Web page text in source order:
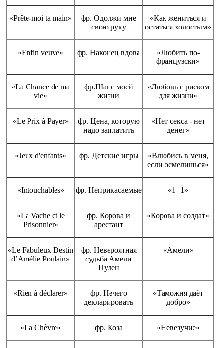
«Prête-moi ta main»
фр. Одолжи мне
свою руку
«Как жениться и
остаться холостым»
«Enfin veuve» фр. Наконец вдова
«Любить по-
французски»
«La Chance de ma
vie»
фр.Шанс моей
жизни
«Любовь с риском
для жизни»
«Le Prix à Payer»
фр. Цена, которую
надо заплатить
«Нет секса - нет
денег»
«Jeux d'enfants» фр. Детские игры
«Влюбись в меня,
если осмелишься»
«Intouchables» фр. Неприкасаемые «1+1»
«La Vache et le
Prisonnier»
фр. Корова и
арестант
«Корова и солдат»
«Le Fabuleux Destin
d’Amélie Poulain»
фр. Невероятная
судьба Амели
Пулен
«Амели»
«Rien à déclarer»
фр. Нечего
декларировать
«Таможня даёт
добро»
«La Chèvre» фр. Коза «Невезучие»